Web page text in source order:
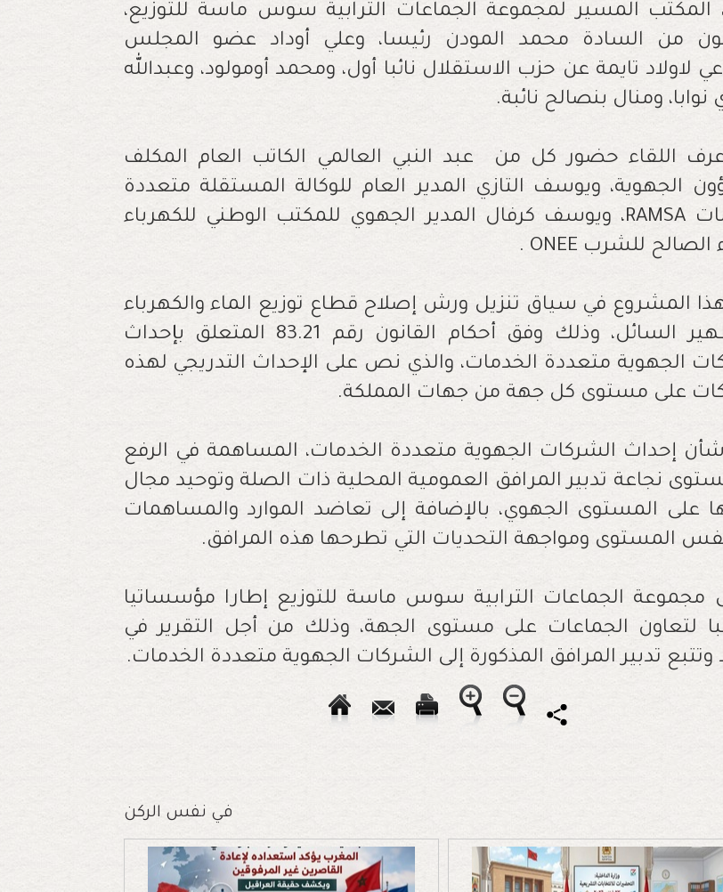
المكتب المسير لمجموعة الجماعات الترابية سوس ماسة للتوزيع،
من السادة محمد المودن رئيسا، وعلي أوداد عضو المجلس
لاولاد تايمة عن حزب الاستقلال نائبا أول، ومحمد أومولود، وعبدالله
نوابا، ومنال بنصالح نائبة.
اللقاء حضور كل من عبد النبي العالمي الكاتب العام المكلف
الجهوية، ويوسف التازي المدير العام للوكالة المستقلة متعددة
RAMSA، ويوسف كرفال المدير الجهوي للمكتب الوطني للكهرباء
الصالح للشرب ONEE
.
المشروع في سياق تنزيل ورش إصلاح قطاع توزيع الماء والكهرباء
والتطهير السائل، وذلك وفق أحكام القانون رقم 83.21 المتعلق بإحداث
الجهوية متعددة الخدمات، والذي نص على الإحداث التدريجي لهذه
على مستوى كل جهة من جهات المملكة.
إحداث الشركات الجهوية متعددة الخدمات، المساهمة في الرفع
نجاعة تدبير المرافق العمومية المحلية ذات الصلة وتوحيد مجال
على المستوى الجهوي، بالإضافة إلى تعاضد الموارد والمساهمات
المستوى ومواجهة التحديات التي تطرحها هذه المرافق.
مجموعة الجماعات الترابية سوس ماسة للتوزيع إطارا مؤسساتيا
لتعاون الجماعات على مستوى الجهة، وذلك من أجل التقرير في
وتتبع تدبير المرافق المذكورة إلى الشركات الجهوية متعددة الخدمات.
في نفس الركن